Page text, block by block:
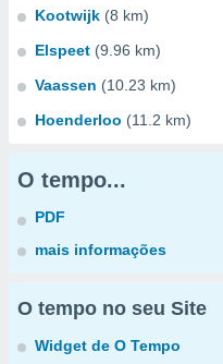
Kootwijk (8 km)
Elspeet (9.96 km)
Vaassen (10.23 km)
Hoenderloo (11.2 km)
O tempo...
PDF
mais informações
O tempo no seu Site
Widget de O Tempo